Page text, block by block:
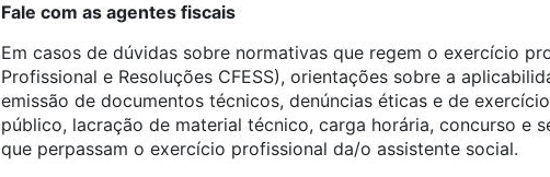
Fale com as agentes fiscais
Em casos de dúvidas sobre normativas que regem o exercício
Profissional e Resoluções CFESS), orientações sobre a
emissão de documentos técnicos, denúncias éticas e de
público, lacração de material técnico, carga horária, concurso e
que perpassam o exercício profissional da/o assistente social.